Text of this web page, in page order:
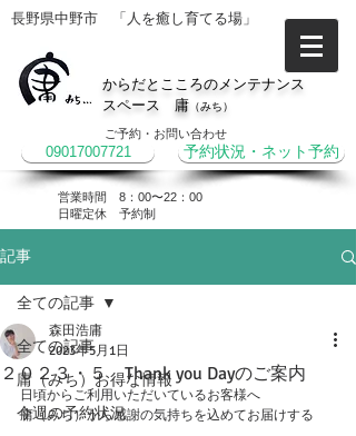
長野県中野市 「人を癒し育てる場」
からだとこころのメンテナンス
スペース 庸 （みち）
ご予約・お問い合わせ
09017007721 予約状況・ネット予約
営業時間 8：00〜22：00
​日曜定休 予約制
記事
全ての記事
庸（みち）お得な情報
今週の予約状況
全ての記事
２０２３・５ Thank you Dayのご案内
森田浩庸
2023年5月1日
日頃からご利用いただいているお客様へ
庸（みち）から感謝の気持ちを込めてお届けする